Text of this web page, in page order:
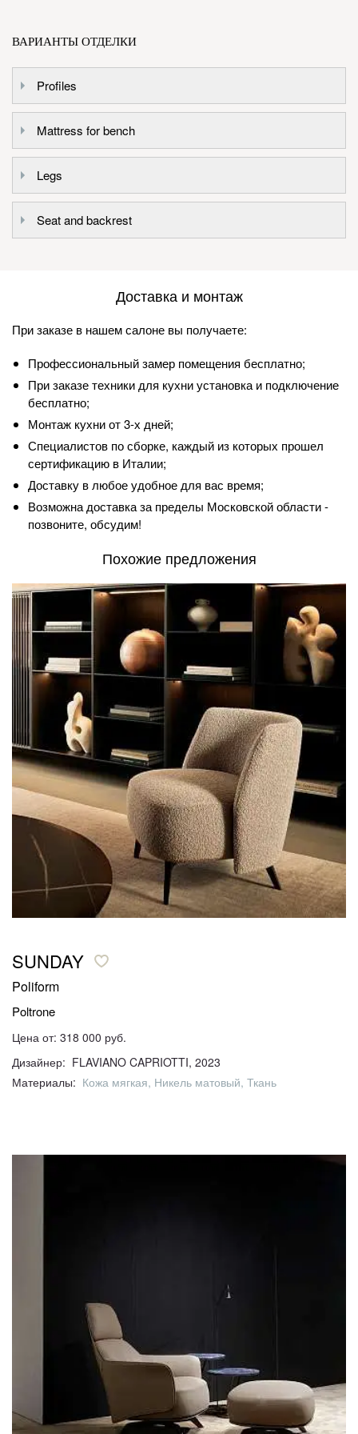
ВАРИАНТЫ ОТДЕЛКИ
Profiles
Mattress for bench
Legs
Seat and backrest
Доставка и монтаж
При заказе в нашем салоне вы получаете:
Профессиональный замер помещения бесплатно;
При заказе техники для кухни установка и подключение
бесплатно;
Монтаж кухни от 3-х дней;
Специалистов по сборке, каждый из которых прошел
сертификацию в Италии;
Доставку в любое удобное для вас время;
Возможна доставка за пределы Московской области -
позвоните, обсудим!
Похожие предложения
SUNDAY
Poliform
Poltrone
Цена от: 318 000 руб.
Дизайнер: FLAVIANO CAPRIOTTI, 2023
Материалы: Кожа мягкая, Никель матовый, Ткань